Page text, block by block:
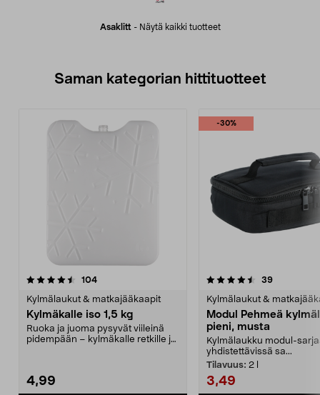
Asaklitt - Näytä kaikki tuotteet
Saman kategorian hittituotteet
104arvostelut
Kylmälaukut & matkajääkaapit
Kylmäkalle iso 1,5 kg
Ruoka ja juoma pysyvät viileinä
pidempään – kylmäkalle retkille ja
4,99
-30%
4.5 viidestä
39arvostelut
Kylmälaukut &
Modul Pehmeä
pieni, musta
Kylmälaukku modul-
yhdistettävissä sa...
Tilavuus: 2 l
3,49
4.5 viidestä